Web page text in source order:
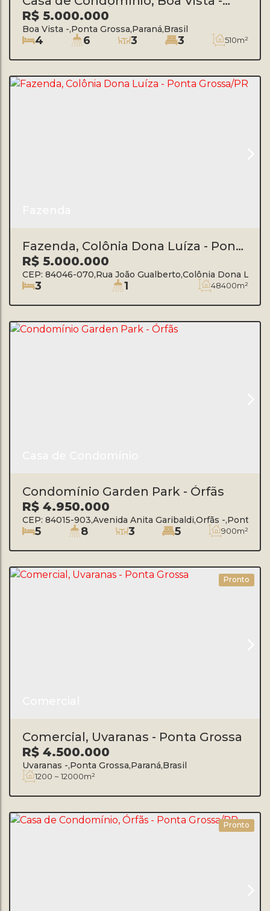
Ponta Grossa/PR
R$5.000.000
Boa Vista ,Ponta Grossa,Paraná,Brasil
4 6 3 3 510m²
Fazenda, Colônia Dona Luíza - Ponta
Grossa/PR
R$5.000.000
CEP: 84046-070,Rua João Gualberto,Colônia Dona Luíza
3 1 48400m²
Condomínio Garden Park - Órfãs
R$4.950.000
CEP: 84015-903,Avenida Anita Garibaldi,Orfãs ,Ponta
5 8 3 5 900m²
Pronto
Comercial, Uvaranas - Ponta Grossa
R$4.500.000
Uvaranas ,Ponta Grossa,Paraná,Brasil
1200 ~ 12000m²
Pronto